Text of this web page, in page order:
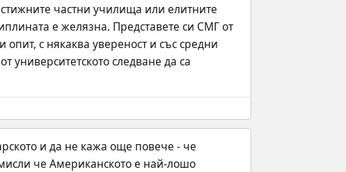
частни училища или елитните
е желязна. Представете си СМГ от
с някаква увереност и със средни
университетското следване да са
и да не кажа още повече - че
че Американското е най-лошо